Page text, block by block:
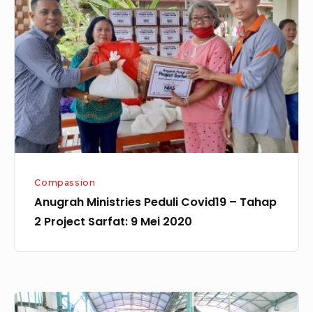
Peduli
Covid19
–
Tahap
2
Project
Sarfat:
9
2020Compassion
Anugrah Ministries Peduli Covid19 – Tahap
2 Project Sarfat: 9 Mei 2020
Bakti